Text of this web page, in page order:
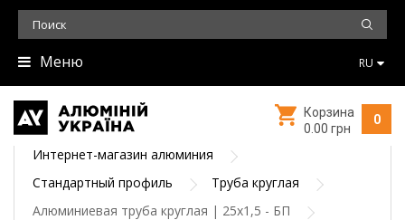
Меню RU
0
Корзина
0.00 грн
Интернет-магазин алюминия
Стандартный профиль
Труба круглая
Алюминиевая труба круглая | 25х1,5 - БП